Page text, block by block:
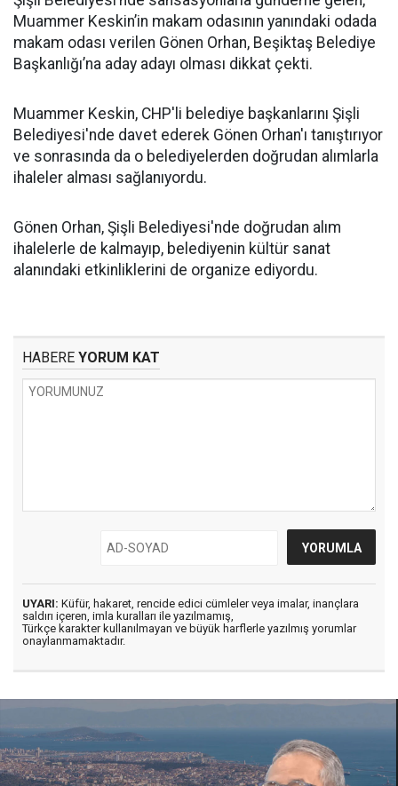
Muammer Keskin’in makam odasının yanındaki odada
makam odası verilen Gönen Orhan, Beşiktaş Belediye
Başkanlığı’na aday adayı olması dikkat çekti.
Muammer Keskin, CHP'li belediye başkanlarını Şişli
Belediyesi'nde davet ederek Gönen Orhan'ı tanıştırıyor
ve sonrasında da o belediyelerden doğrudan alımlarla
ihaleler alması sağlanıyordu.
Gönen Orhan, Şişli Belediyesi'nde doğrudan alım
ihalelerle de kalmayıp, belediyenin kültür sanat
alanındaki etkinliklerini de organize ediyordu.
HABERE YORUM KAT
UYARI: Küfür, hakaret, rencide edici cümleler veya imalar, inançlara
saldırı içeren, imla kuralları ile yazılmamış,
Türkçe karakter kullanılmayan ve büyük harflerle yazılmış yorumlar
onaylanmamaktadır.